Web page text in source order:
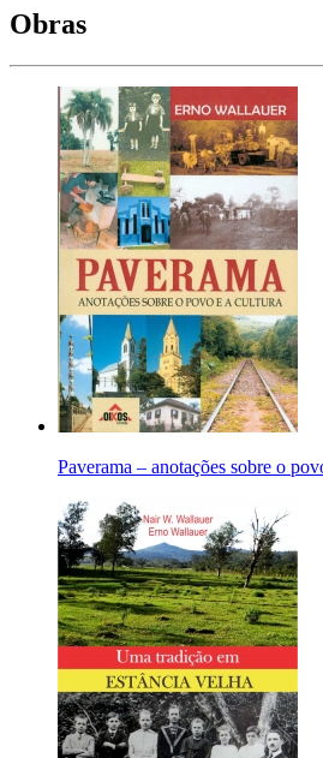
Obras
Paverama – anotações sobre o